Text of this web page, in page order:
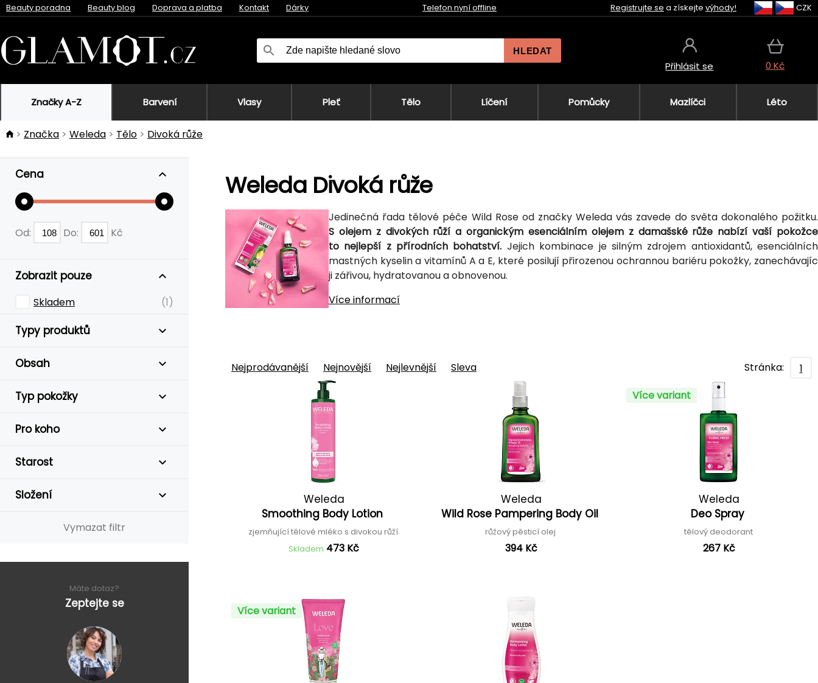
Beauty poradna Beauty blog Doprava a platba Kontakt Dárky Telefon nyní offline Registrujte se a získejte výhody! CZK
HLEDAT
Přihlásit se 0 Kč
Značky A-Z Barvení Vlasy Pleť Tělo Líčení Pomůcky Mazlíčci Léto
Značka Weleda Tělo Divoká růže
Cena
Od: Do: Kč
Zobrazit pouze
Skladem (1)
Typy produktů
Obsah
Typ pokožky
Pro koho
Starost
Složení
Vymazat filtr
Máte dotaz?
Zeptejte se
Weleda Divoká růže
Jedinečná řada tělové péče Wild Rose od značky Weleda vás zavede do světa dokonalého požitku.
S olejem z divokých růží a organickým esenciálním olejem z damašské růže nabízí vaší pokožce
to nejlepší z přírodních bohatství. Jejich kombinace je silným zdrojem antioxidantů, esenciálních
mastných kyselin a vitamínů A a E, které posilují přirozenou ochrannou bariéru pokožky, zanechávajíc
ji zářivou, hydratovanou a obnovenou.
Více informací
Nejprodávanější Nejnovější Nejlevnější Sleva Stránka: 1
Weleda
Smoothing Body Lotion
zjemňující tělové mléko s divokou růží
Skladem 473 Kč
Weleda
Wild Rose Pampering Body Oil
růžový pěsticí olej
394 Kč
Více variant
Weleda
Deo Spray
tělový deodorant
267 Kč
Více variant